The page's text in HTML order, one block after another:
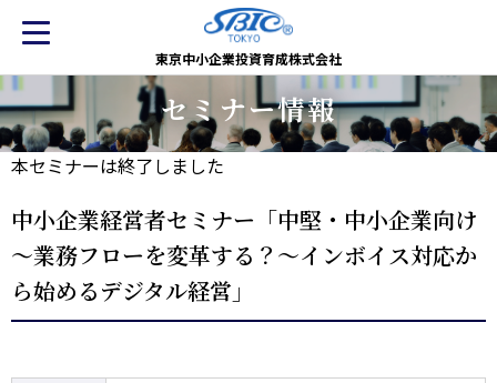
東京中小企業投資育成株式会社
セミナー情報
本セミナーは終了しました
中小企業経営者セミナー「中堅・中小企業向け
～業務フローを変革する？～インボイス対応か
ら始めるデジタル経営」